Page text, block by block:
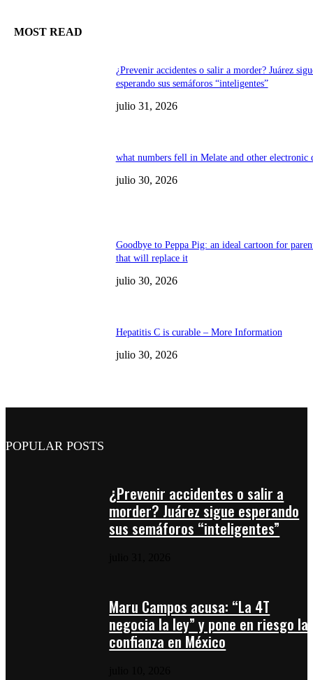
MOST READ
¿Prevenir accidentes o salir a morder? Juárez
esperando sus semáforos “inteligentes”
julio 31, 2026
what numbers fell in Melate and other electronic
julio 30, 2026
Goodbye to Peppa Pig: an ideal cartoon for
that will replace it
julio 30, 2026
Hepatitis C is curable – More Information
julio 30, 2026
POPULAR POSTS
¿Prevenir accidentes o salir a
morder? Juárez sigue esperando
sus semáforos “inteligentes”
Maru Campos acusa: “La 4T
negocia la ley” y pone en riesgo la
confianza en México